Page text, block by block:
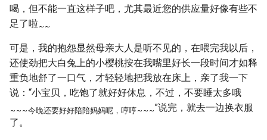
喝，但不能一直这样子吧，尤其最近您的供应量好像有些不
足了啦 ~~
可是，我的抱怨显然母亲大人是听不见的，在喂完我以后，
还使劲把大白兔上的小樱桃按在我嘴里好长一段时间才如释
重负地舒了一口气，才轻轻地把我放在床上，亲了我一下
说：“小宝贝，吃饱了就好好休息，不过，不要睡太多哦
~~~今晚还要好好陪陪妈妈呢，哼哼~~~”说完，就去一边换衣服
了。